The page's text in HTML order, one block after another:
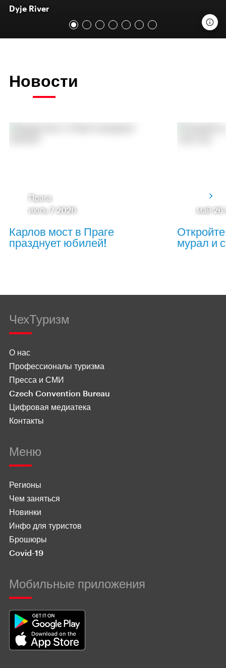
Dyje River
Новости
Прага
июль 7 2026
Карлов мост в Праге
празднует юбилей!
май 26
мурал и
ЧехТуризм
О нас
Профессионалы туризма
Пресса и СМИ
Czech Convention Bureau
Цифровая медиатека
Контакты
Меню
Регионы
Чем заняться
Новинки
Инфо для туристов
Брошюры
Covid-19
Мобильные приложения